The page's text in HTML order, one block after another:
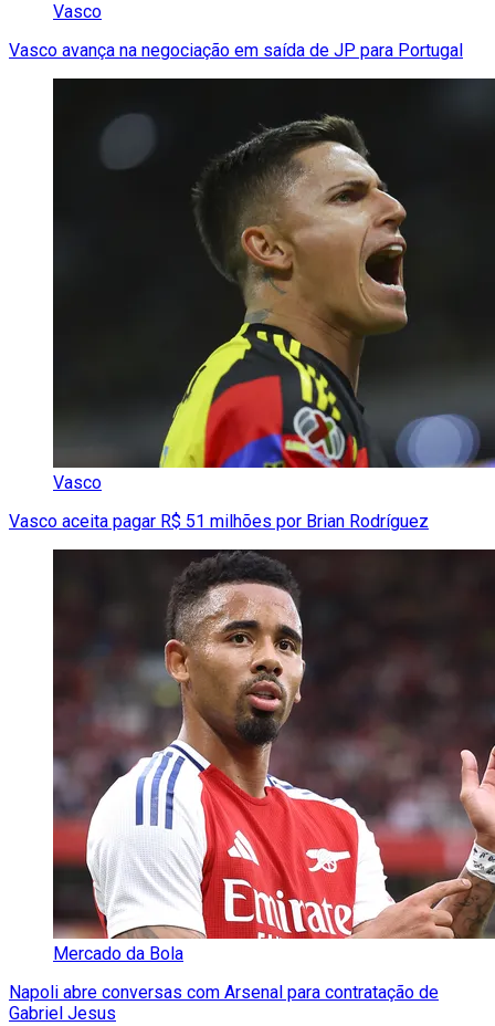
Vasco
Vasco avança na negociação em saída de JP para Portugal
Vasco
Vasco aceita pagar R$ 51 milhões por Brian Rodríguez
Mercado da Bola
Napoli abre conversas com Arsenal para contratação de
Gabriel Jesus